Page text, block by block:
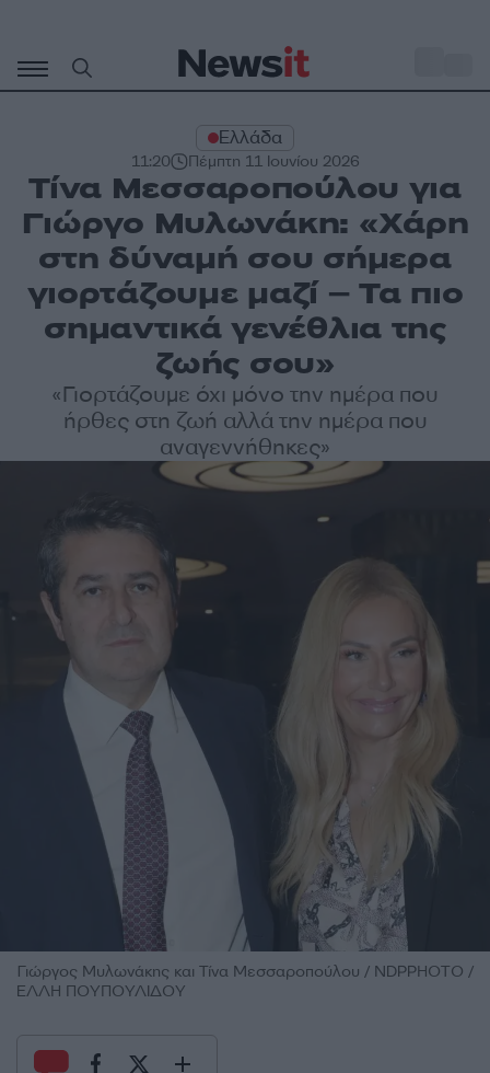
περιεχόμενο
Ελλάδα
11:20 Πέμπτη 11 Ιουνίου 2026
Τίνα Μεσσαροπούλου για
Γιώργο Μυλωνάκη: «Χάρη
στη δύναμή σου σήμερα
γιορτάζουμε μαζί – Τα πιο
σημαντικά γενέθλια της
ζωής σου»
«Γιορτάζουμε όχι μόνο την ημέρα που
ήρθες στη ζωή αλλά την ημέρα που
αναγεννήθηκες»
Γιώργος Μυλωνάκης και Τίνα Μεσσαροπούλου / NDPPHOTO /
ΕΛΛΗ ΠΟΥΠΟΥΛΙΔΟΥ